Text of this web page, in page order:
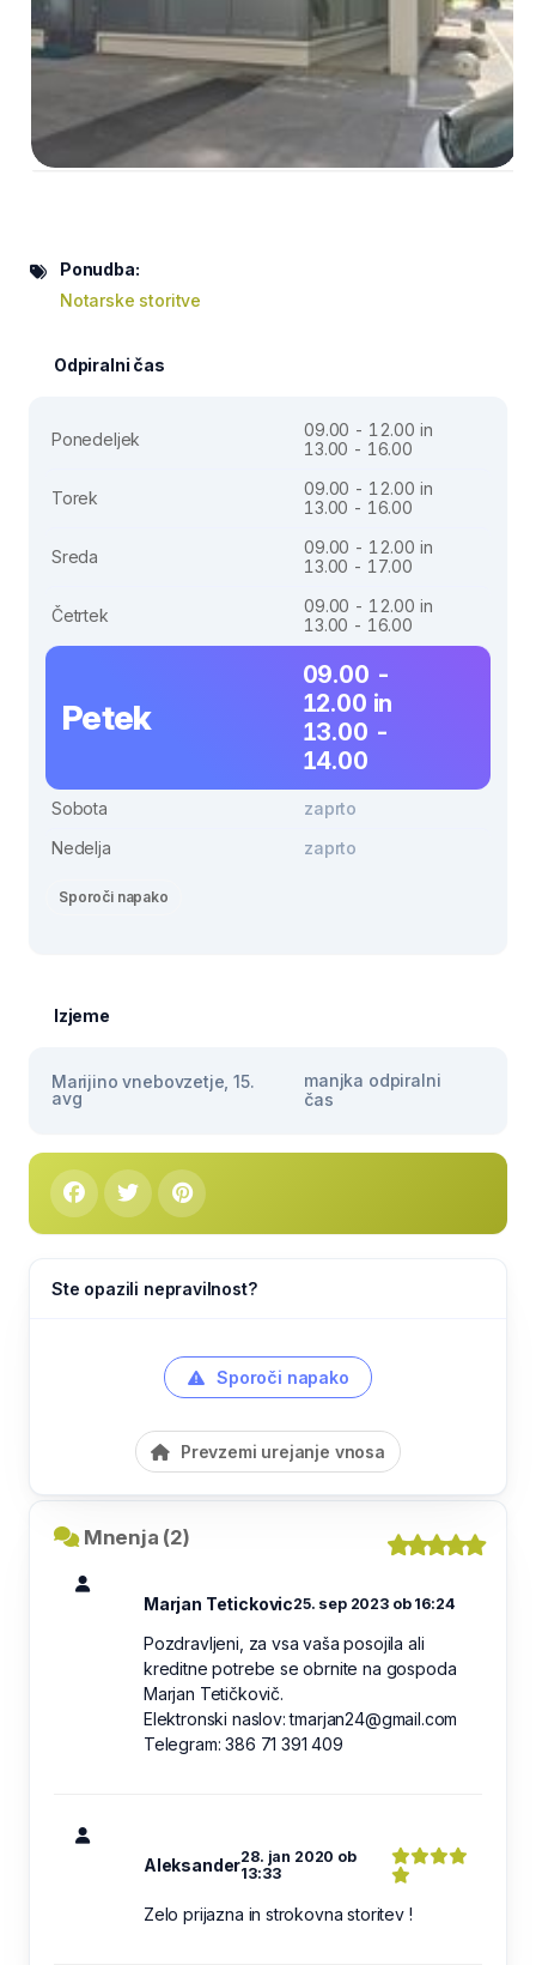
Ponudba:
Notarske storitve
Odpiralni čas
Ponedeljek
09.00 - 12.00 in
13.00 - 16.00
Torek
09.00 - 12.00 in
13.00 - 16.00
Sreda
09.00 - 12.00 in
13.00 - 17.00
Četrtek
09.00 - 12.00 in
13.00 - 16.00
Petek
09.00 -
12.00 in
13.00 -
14.00
Sobota
zaprto
Nedelja
zaprto
Sporoči napako
Izjeme
Marijino vnebovzetje, 15.
avg
manjka odpiralni
čas
Ste opazili nepravilnost?
Sporoči napako
Prevzemi urejanje vnosa
Mnenja (2)
Marjan Tetickovic25. sep 2023 ob 16:24
Pozdravljeni, za vsa vaša posojila ali
kreditne potrebe se obrnite na gospoda
Marjan Tetičkovič.
Elektronski naslov: tmarjan24@gmail.com
Telegram: 386 71 391 409
Aleksander28. jan 2020 ob
13:33
Zelo prijazna in strokovna storitev !